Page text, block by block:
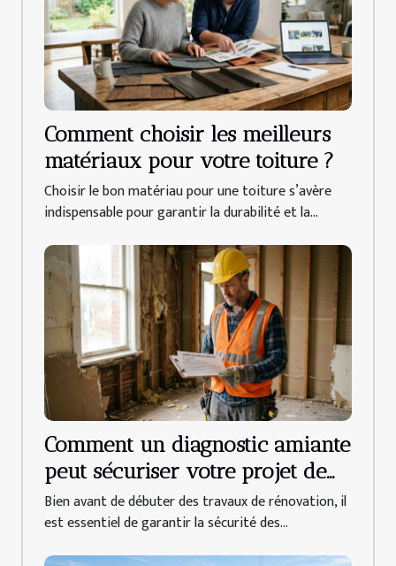
Comment choisir les meilleurs
matériaux pour votre toiture ?
Choisir le bon matériau pour une toiture s’avère
indispensable pour garantir la durabilité et la...
Comment un diagnostic amiante
peut sécuriser votre projet de
rénovation ?
Bien avant de débuter des travaux de rénovation, il
est essentiel de garantir la sécurité des...